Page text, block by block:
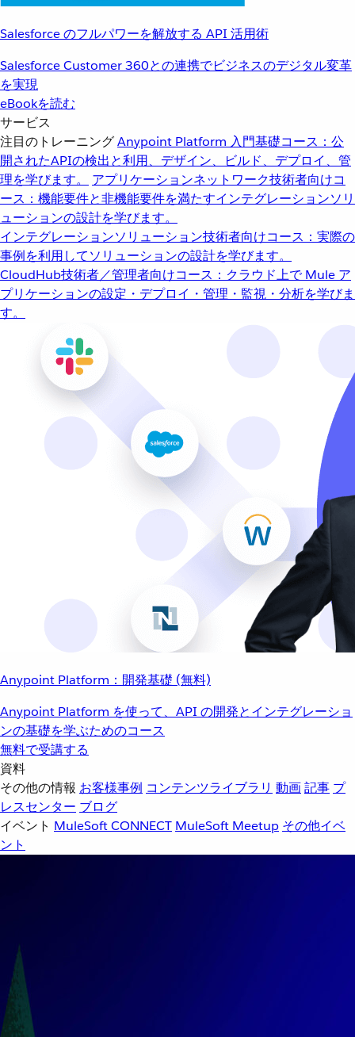
Salesforce のフルパワーを解放する API 活用術
Salesforce Customer 360との連携でビジネスのデジタル変革
を実現
eBookを読む
サービス
注目のトレーニングAnypoint Platform 入門基礎コース：公
開されたAPIの検出と利用、デザイン、ビルド、デプロイ、管
理を学びます。
アプリケーションネットワーク技術者向けコ
ース：機能要件と非機能要件を満たすインテグレーションソリ
ューションの設計を学びます。
インテグレーションソリューション技術者向けコース：実際の
事例を利用してソリューションの設計を学びます。
CloudHub技術者／管理者向けコース：クラウド上で Mule ア
プリケーションの設定・デプロイ・管理・監視・分析を学びま
す。
Anypoint Platform：開発基礎 (無料)
Anypoint Platform を使って、API の開発とインテグレーショ
ンの基礎を学ぶためのコース
無料で受講する
資料
その他の情報 お客様事例 コンテンツライブラリ 動画記事 プ
レスセンター ブログ
イベント MuleSoft CONNECT MuleSoft Meetup その他イベ
ント